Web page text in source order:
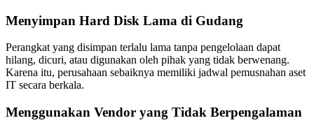
Menyimpan Hard Disk Lama di Gudang
Perangkat yang disimpan terlalu lama tanpa pengelolaan dapat
hilang, dicuri, atau digunakan oleh pihak yang tidak berwenang.
Karena itu, perusahaan sebaiknya memiliki jadwal pemusnahan aset
IT secara berkala.
Menggunakan Vendor yang Tidak Berpengalaman